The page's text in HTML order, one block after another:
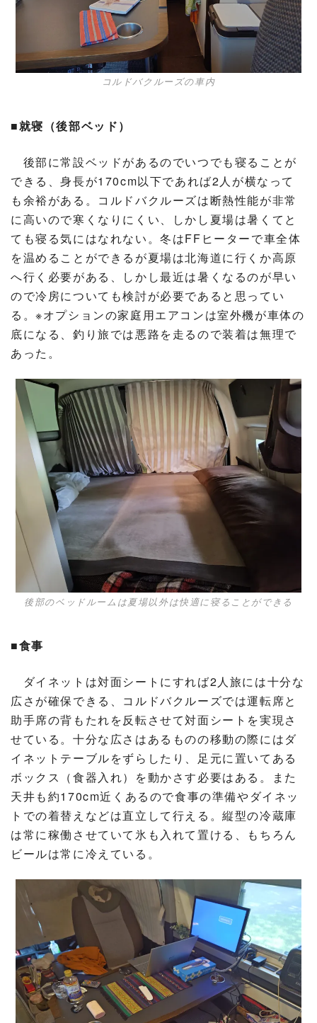
コルドバクルーズの車内
■就寝（後部ベッド）
後部に常設ベッドがあるのでいつでも寝ることが
できる、身長が170cm以下であれば2人が横なって
も余裕がある。コルドバクルーズは断熱性能が非常
に高いので寒くなりにくい、しかし夏場は暑くてと
ても寝る気にはなれない。冬はFFヒーターで車全体
を温めることができるが夏場は北海道に行くか高原
へ行く必要がある、しかし最近は暑くなるのが早い
ので冷房についても検討が必要であると思ってい
る。※オプションの家庭用エアコンは室外機が車体の
底になる、釣り旅では悪路を走るので装着は無理で
あった。
後部のベッドルームは夏場以外は快適に寝ることができる
■食事
ダイネットは対面シートにすれば2人旅には十分な
広さが確保できる、コルドバクルーズでは運転席と
助手席の背もたれを反転させて対面シートを実現さ
せている。十分な広さはあるものの移動の際にはダ
イネットテーブルをずらしたり、足元に置いてある
ボックス（食器入れ）を動かさす必要はある。また
天井も約170cm近くあるので食事の準備やダイネッ
トでの着替えなどは直立して行える。縦型の冷蔵庫
は常に稼働させていて氷も入れて置ける、もちろん
ビールは常に冷えている。